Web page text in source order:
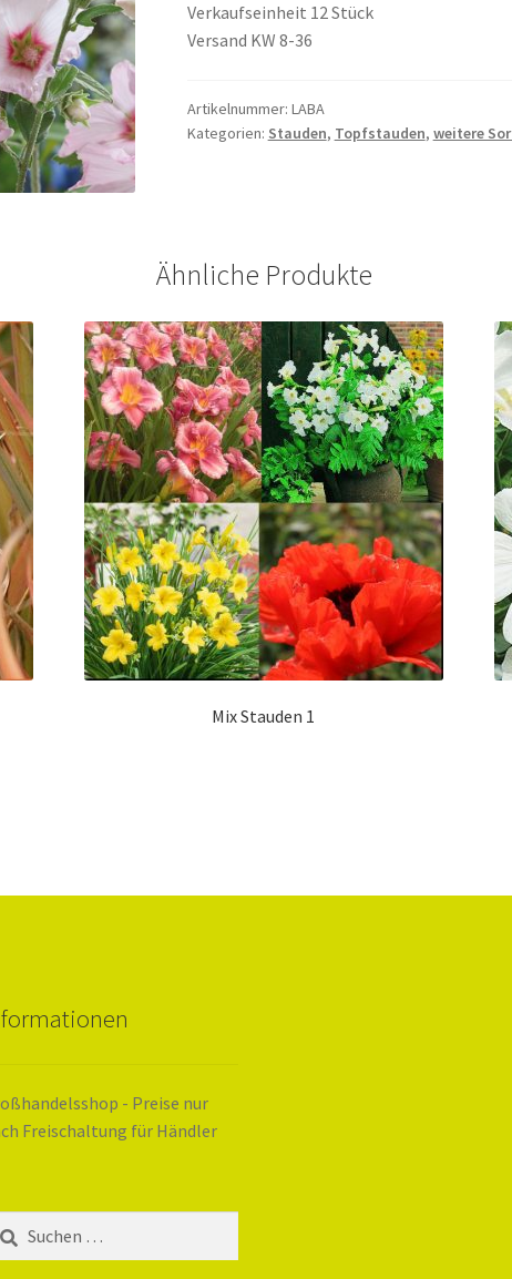
Verkaufseinheit 12 Stück
Versand KW 8-36
Artikelnummer: LABA
Kategorien: Stauden, Topfstauden, weitere
Ähnliche Produkte
Mix Stauden 1
- Preise nur
Freischaltung für Händler